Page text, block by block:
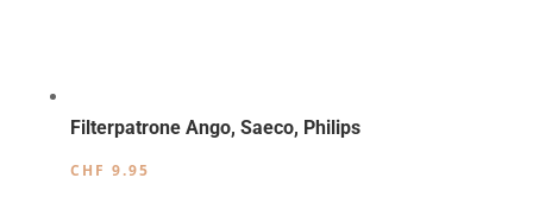
Filterpatrone Ango, Saeco, Philips
CHF 9.95